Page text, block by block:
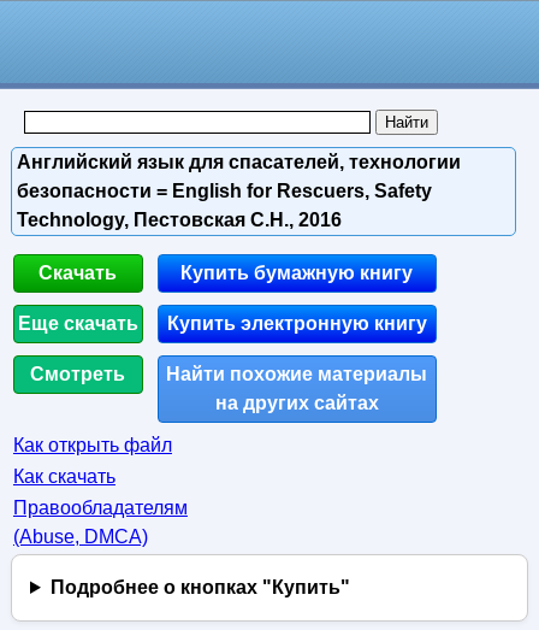
Английский язык для спасателей, технологии
безопасности = English for Rescuers, Safety
Technology, Пестовская С.Н., 2016
Скачать
Еще скачать
Смотреть
Купить бумажную книгу
Купить электронную книгу
Найти похожие материалы
на других сайтах
Как открыть файл
Как скачать
Правообладателям
(Abuse, DMСA)
Подробнее о кнопках "Купить"